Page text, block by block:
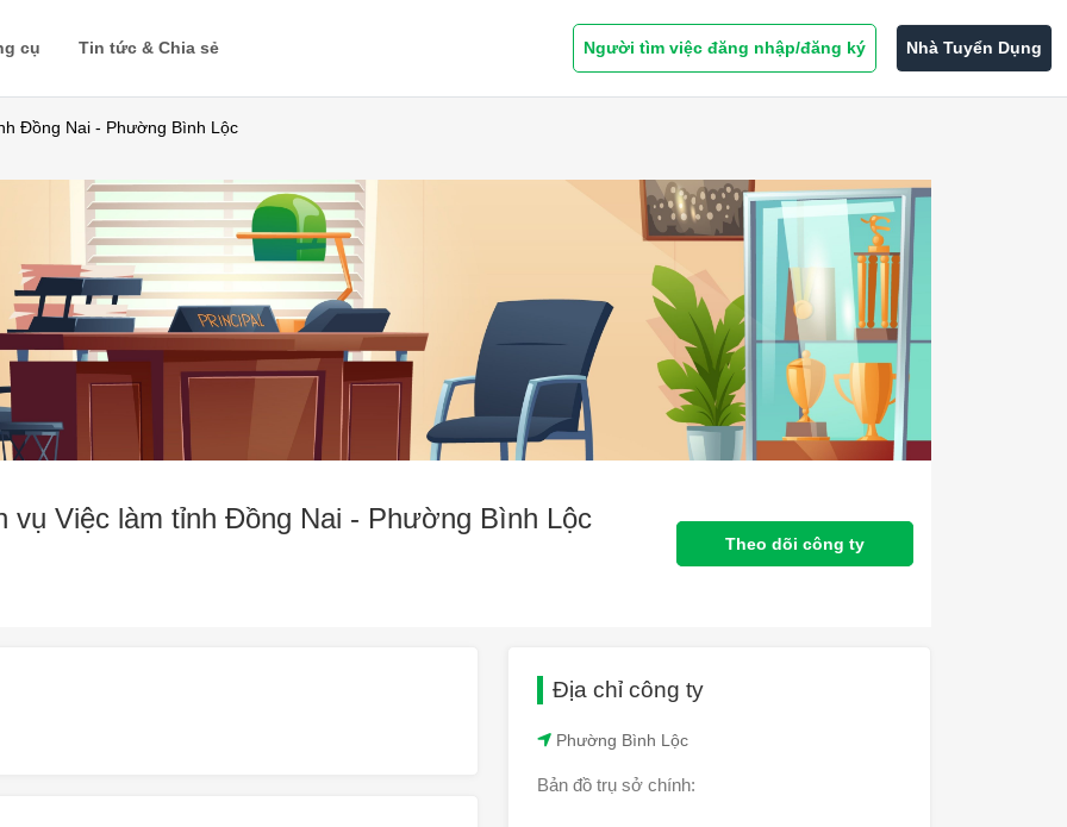
cụ Tin tức & Chia sẻ Người tìm việc đăng nhập/đăng ký Nhà Tuyển Dụng
Đồng Nai - Phường Bình Lộc
vụ Việc làm tỉnh Đồng Nai - Phường Bình Lộc
Theo dõi công ty
Địa chỉ công ty
Phường Bình Lộc
Bản đồ trụ sở chính: